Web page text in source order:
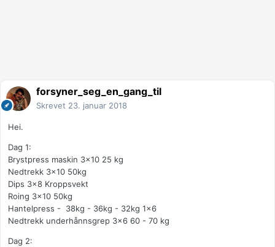
forsyner_seg_en_gang_til
Skrevet 23. januar 2018
Hei.
Dag 1:
Brystpress maskin 3x10 25 kg
Nedtrekk 3x10 50kg
Dips 3x8 Kroppsvekt
Roing 3x10 50kg
Hantelpress - 38kg - 36kg - 32kg 1x6
Nedtrekk underhånnsgrep 3x6 60 - 70 kg
Dag 2: